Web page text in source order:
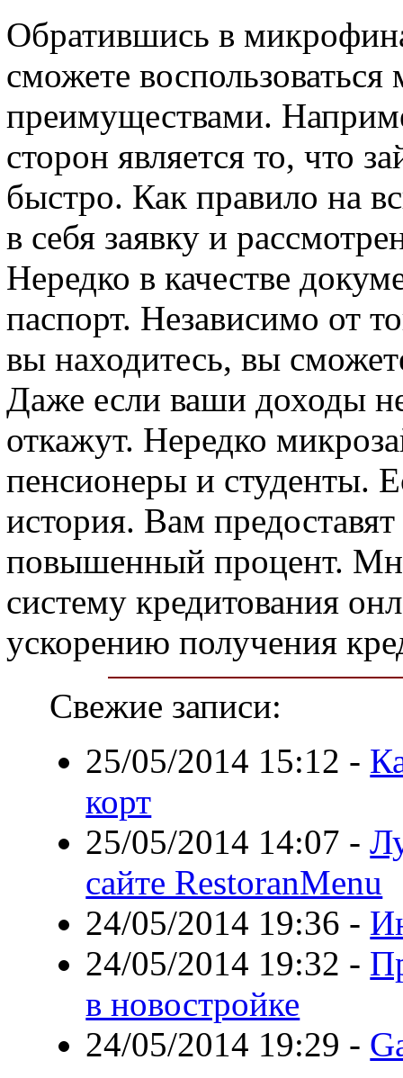
Обратившись в
сможете
преимуществами.
сторон является то, что
быстро. Как правило на
в себя заявку и
Нередко в качестве
паспорт. Независимо от
вы находитесь, вы
Даже если ваши доходы
откажут. Нередко
пенсионеры и студенты.
история. Вам
повышенный процент.
систему кредитования
ускорению получения
Свежие записи:
25/05/2014 15:12 -
корт
25/05/2014 14:07 -
сайте RestoranMenu
24/05/2014 19:36 -
24/05/2014 19:32 -
в новостройке
24/05/2014 19:29 -